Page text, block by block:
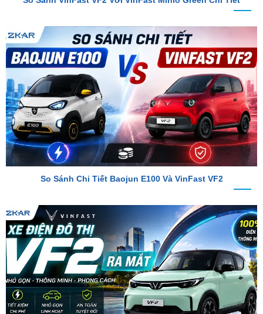
So Sánh Chi Tiết Baojun E100 Và VinFast VF2